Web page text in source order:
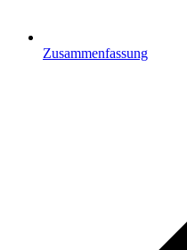
Zusammenfassung